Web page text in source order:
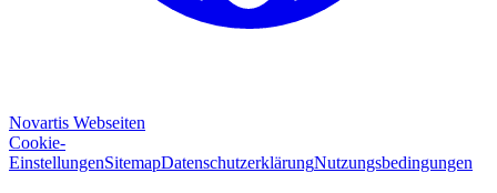
Novartis Webseiten
Cookie-
EinstellungenSitemapDatenschutzerklärungNutzungsbedingungen